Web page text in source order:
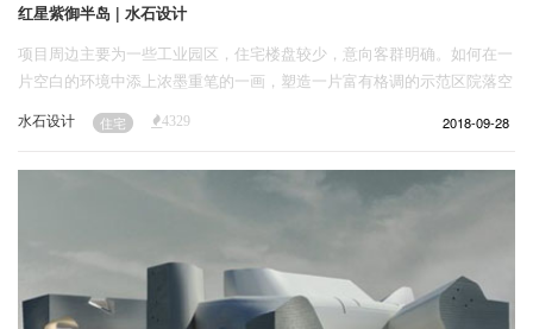
红星紫御半岛 | 水石设计
项目周边主要为一些工业园区，住宅楼盘较少，意向客群明确。如何在一
片空白的环境中添上浓墨重笔的一画，塑造一片富有格调的示范区院落空
示，成为整个项目示范区设计的重点。
水石设计 住宅 4329 2018-09-28